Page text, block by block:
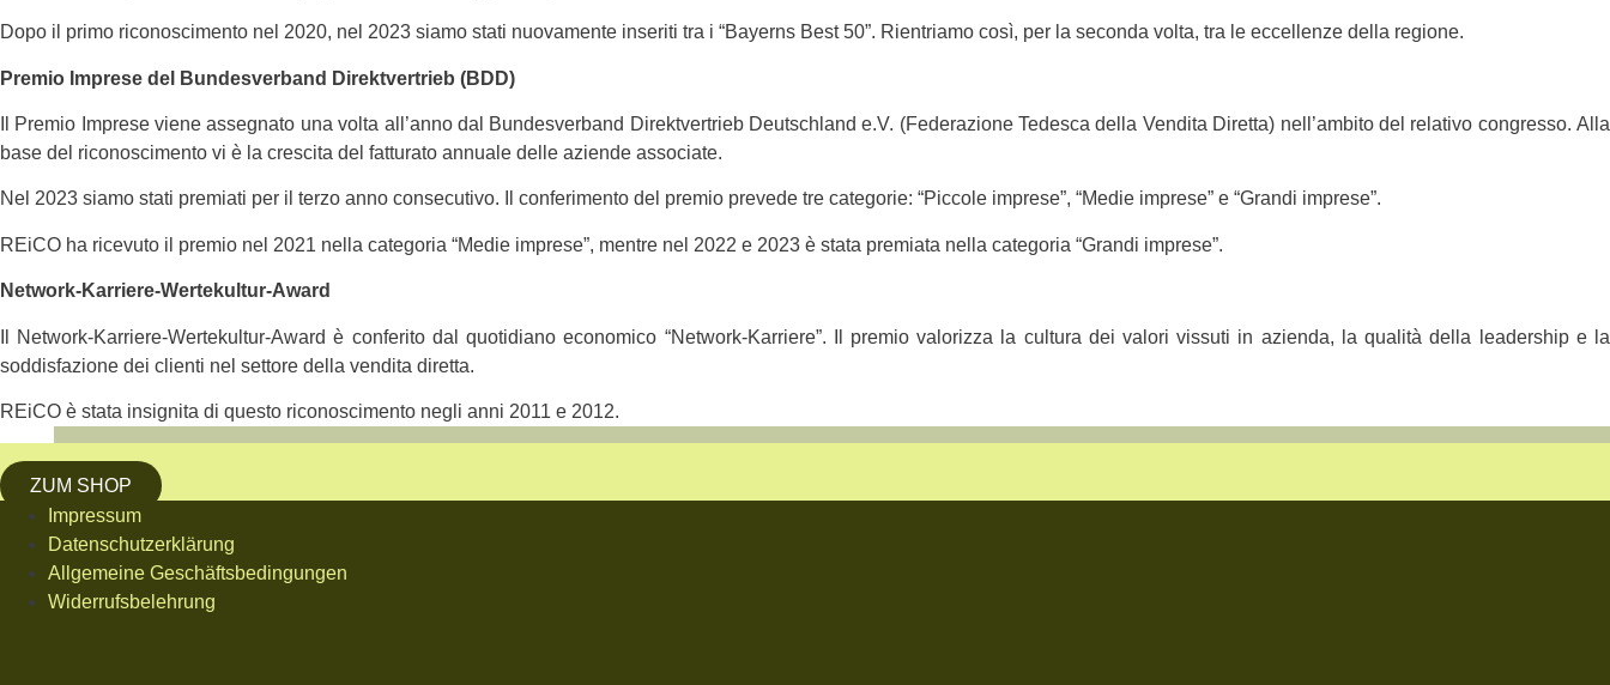
Dopo il primo riconoscimento nel 2020, nel 2023 siamo stati nuovamente inseriti tra i “Bayerns Best 50”. Rientriamo così, per la seconda volta, tra le eccellenze della regione.
Premio Imprese del Bundesverband Direktvertrieb (BDD)
Il Premio Imprese viene assegnato una volta all’anno dal Bundesverband Direktvertrieb Deutschland e.V. (Federazione Tedesca della Vendita Diretta) nell’ambito del relativo congresso. Alla
base del riconoscimento vi è la crescita del fatturato annuale delle aziende associate.
Nel 2023 siamo stati premiati per il terzo anno consecutivo. Il conferimento del premio prevede tre categorie: “Piccole imprese”, “Medie imprese” e “Grandi imprese”.
REiCO ha ricevuto il premio nel 2021 nella categoria “Medie imprese”, mentre nel 2022 e 2023 è stata premiata nella categoria “Grandi imprese”.
Network-Karriere-Wertekultur-Award
Il Network-Karriere-Wertekultur-Award è conferito dal quotidiano economico “Network-Karriere”. Il premio valorizza la cultura dei valori vissuti in azienda, la qualità della leadership e la
soddisfazione dei clienti nel settore della vendita diretta.
REiCO è stata insignita di questo riconoscimento negli anni 2011 e 2012.
ZUM SHOP
Impressum
Datenschutzerklärung
Allgemeine Geschäftsbedingungen
Widerrufsbelehrung